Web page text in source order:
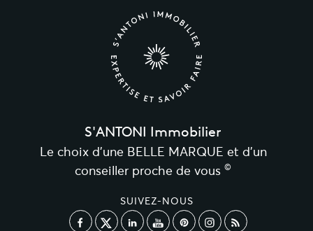
S'ANTONI Immobilier
Le choix d’une BELLE MARQUE et d’un
conseiller proche de vous ©
SUIVEZ-NOUS